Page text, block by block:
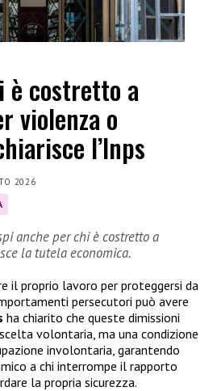
è costretto a
violenza o
l’Inps
2026
anche per chi è costretto a
la tutela economica.
il proprio lavoro per proteggersi da
persecutori può avere
ha chiarito che queste dimissioni
volontaria, ma una condizione
involontaria, garantendo
a chi interrompe il rapporto
la propria sicurezza.